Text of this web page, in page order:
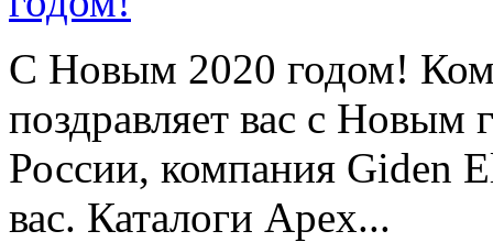
C Новым 2020 годом!
поздравляет вас с Новым
России, компания Giden
вас. Каталоги Apex...